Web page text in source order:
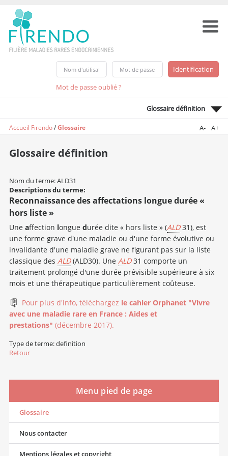
Mot de passe oublié ?
Glossaire définition
Accueil Firendo/Glossaire A- A+
Glossaire définition
Nom du terme: ALD31
Descriptions du terme:
Reconnaissance des affectations longue durée «
hors liste »
Une affection longue durée dite « hors liste » (ALD31), est
une forme grave d'une maladie ou d'une forme évolutive ou
invalidante d'une maladie grave ne figurant pas sur la liste
classique des ALD(ALD30). Une ALD31 comporte un
traitement prolongé d'une durée prévisible supérieure à six
mois et une thérapeutique particulièrement coûteuse.
Pour plus d'info, téléchargez le cahier Orphanet "Vivre
avec une maladie rare en France : Aides et
prestations" (décembre 2017).
Type de terme: definition
Retour
Menu pied de page
Glossaire
Nous contacter
Mentions légales et copyright